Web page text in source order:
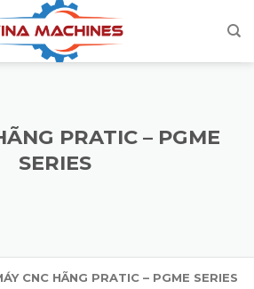
PRATIC – PGME
SERIES
CNC HÃNG PRATIC – PGME SERIES